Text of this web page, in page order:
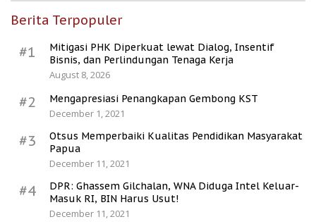
Berita Terpopuler
#1
Mitigasi PHK Diperkuat lewat Dialog, Insentif
Bisnis, dan Perlindungan Tenaga Kerja
August 8, 2026
#2
Mengapresiasi Penangkapan Gembong KST
December 1, 2021
#3
Otsus Memperbaiki Kualitas Pendidikan Masyarakat
Papua
December 11, 2021
#4
DPR: Ghassem Gilchalan, WNA Diduga Intel Keluar-
Masuk RI, BIN Harus Usut!
December 11, 2021